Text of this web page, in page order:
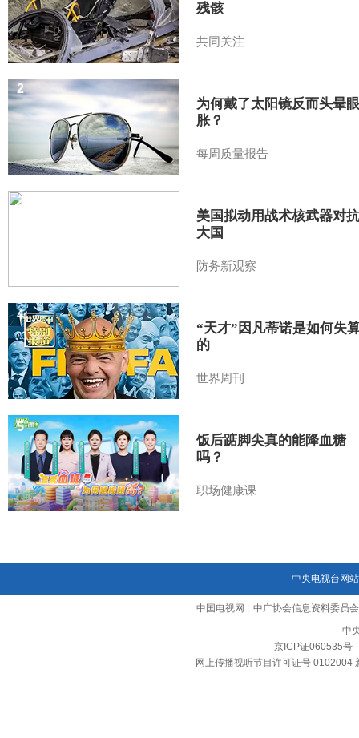
残骸
共同关注
为何戴了太阳镜反而头晕眼
胀？
每周质量报告
2
美国拟动用战术核武器对抗
大国
防务新观察
3
“天才”因凡蒂诺是如何失
的
世界周刊
4
饭后踮脚尖真的能降血糖
吗？
职场健康课
5
中央电视台网站
中国电视网
中广协会信息资料委员会
中
京ICP证060535号
网上传播视听节目许可证号 0102004